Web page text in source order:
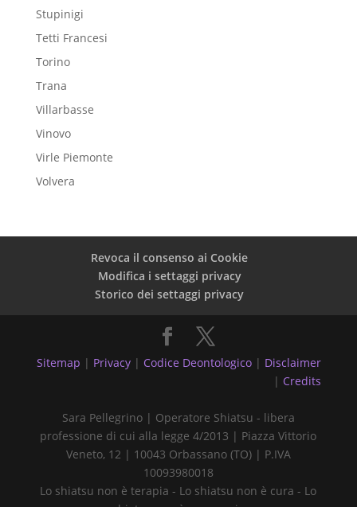
Stupinigi
Tetti Francesi
Torino
Trana
Villarbasse
Vinovo
Virle Piemonte
Volvera
Revoca il consenso ai Cookie
Modifica i settaggi privacy
Storico dei settaggi privacy
Sitemap | Privacy | Codice Deontologico | Disclaimer
| Credits
Sara Pellegrino | Operatore Shiatsu - libera
professione di cui alla legge 4/2013 | Piazza Vittorio
Veneto, 12 | 10043 Orbassano (TO) | P.IVA
10093980018
Lo shiatsu non è terapia - Lo shiatsu non è cura - Lo